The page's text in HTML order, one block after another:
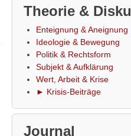
Theorie &
Enteignung & Aneignung
Ideologie & Bewegung
Politik & Rechtsform
Subjekt & Aufklärung
Wert, Arbeit & Krise
► Krisis-Beiträge
Journal